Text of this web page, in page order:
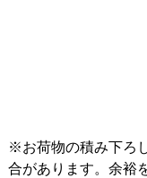
※お荷物の積み下ろ
合があります。余裕